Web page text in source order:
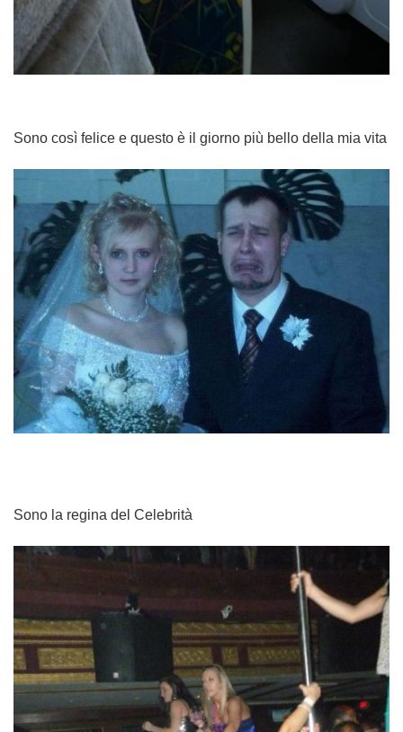
Sono così felice e questo è il giorno più bello della mia vita
Sono la regina del Celebrità